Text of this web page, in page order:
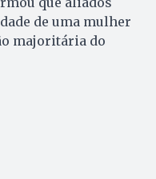
de uma mulher
majoritária do